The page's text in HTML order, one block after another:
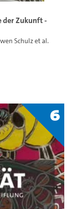
der Zukunft -
Schulzet al.
6